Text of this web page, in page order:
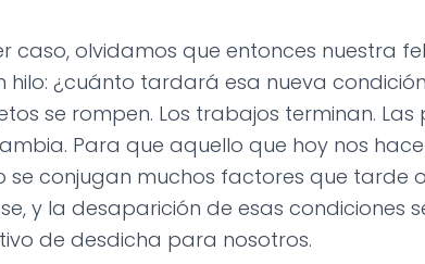
caso, olvidamos que entonces nuestra
hilo: ¿cuánto tardará esa nueva
se rompen. Los trabajos terminan. Las
Para que aquello que hoy nos
se conjugan muchos factores que tarde
y la desaparición de esas condiciones
de desdicha para nosotros.